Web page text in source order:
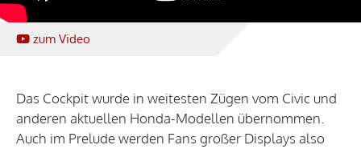
zum Video
Das Cockpit wurde in weitesten Zügen vom Civic und
anderen aktuellen Honda-Modellen übernommen.
Auch im Prelude werden Fans großer Displays also